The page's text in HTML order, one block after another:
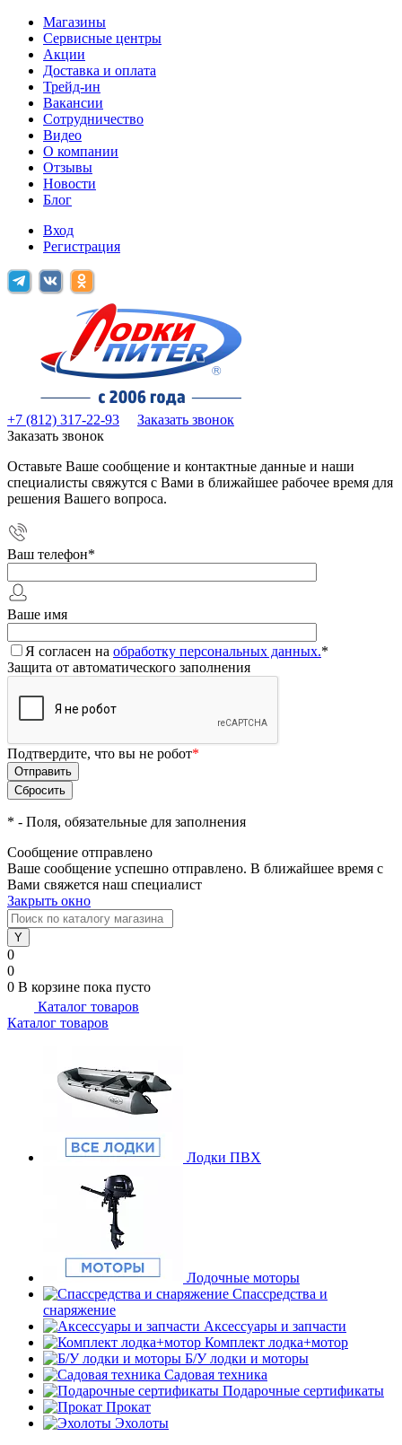
Магазины
Сервисные центры
Акции
Доставка и оплата
Трейд-ин
Вакансии
Сотрудничество
Видео
О компании
Отзывы
Новости
Блог
Вход
Регистрация
+7 (812) 317-22-93
Заказать звонок
Заказать звонок
Оставьте Ваше сообщение и контактные данные и наши
специалисты свяжутся с Вами в ближайшее рабочее время для
решения Вашего вопроса.
Ваш телефон*
Ваше имя
Я согласен на обработку персональных данных.*
Защита от автоматического заполнения
Подтвердите, что вы не робот*
* - Поля, обязательные для заполнения
Сообщение отправлено
Ваше сообщение успешно отправлено. В ближайшее время с
Вами свяжется наш специалист
Закрыть окно
0
0
0 В корзине пока пусто
Каталог товаров
Каталог товаров
Лодки ПВХ
Лодочные моторы
Спассредства и
снаряжение
Аксессуары и запчасти
Комплект лодка+мотор
Б/У лодки и моторы
Садовая техника
Подарочные сертификаты
Прокат
Эхолоты